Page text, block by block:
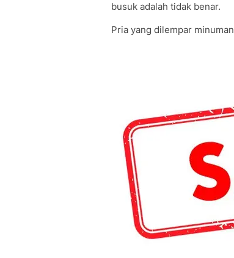
busuk adalah tidak benar.
Pria yang dilempar